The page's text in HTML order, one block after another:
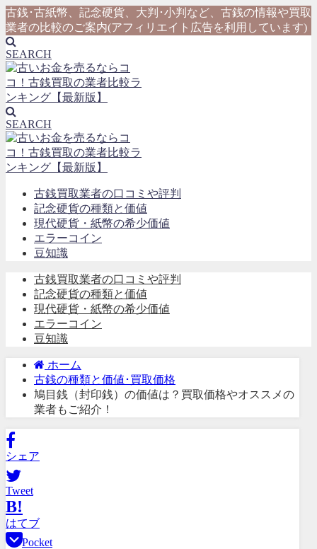
古銭･古紙幣、記念硬貨、大判･小判など、古銭の情報や買取
業者の比較のご案内(アフィリエイト広告を利用しています)
SEARCH
SEARCH
古銭買取業者の口コミや評判
記念硬貨の種類と価値
現代硬貨・紙幣の希少価値
エラーコイン
豆知識
古銭買取業者の口コミや評判
記念硬貨の種類と価値
現代硬貨・紙幣の希少価値
エラーコイン
豆知識
ホーム
古銭の種類と価値･買取価格
鳩目銭（封印銭）の価値は？買取価格やオススメの
業者もご紹介！
シェア
Tweet
B!
はてブ
Pocket